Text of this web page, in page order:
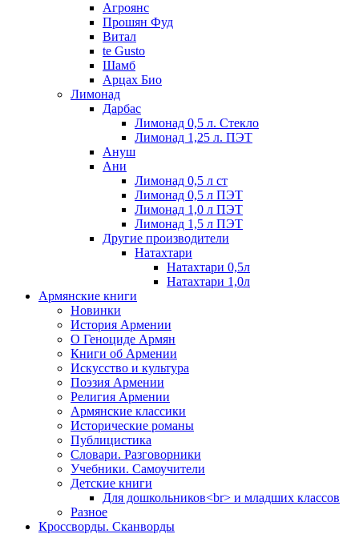
Агроянс
Прошян Фуд
Витал
te Gusto
Шамб
Арцах Био
Лимонад
Дарбас
Лимонад 0,5 л. Стекло
Лимонад 1,25 л. ПЭТ
Ануш
Ани
Лимонад 0,5 л ст
Лимонад 0,5 л ПЭТ
Лимонад 1,0 л ПЭТ
Лимонад 1,5 л ПЭТ
Другие производители
Натахтари
Натахтари 0,5л
Натахтари 1,0л
Армянские книги
Новинки
История Армении
О Геноциде Армян
Книги об Армении
Иcкусство и культура
Поэзия Армении
Религия Армении
Армянские классики
Исторические романы
Публицистика
Словари. Разговорники
Учебники. Самоучители
Детские книги
Для дошкольников<br> и младших классов
Разное
Кроссворды. Сканворды